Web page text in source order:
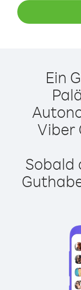
Ein
Viber
Sobald